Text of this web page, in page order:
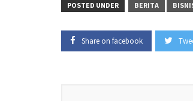
POSTED UNDER BERITA
Share on facebook